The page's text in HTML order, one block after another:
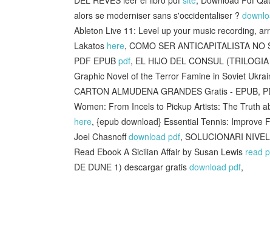
alors se moderniser sans s'occidentaliser ?
Ableton Live 11: Level up your music recording,
Lakatos here, COMO SER ANTICAPITALISTA
PDF EPUB pdf, EL HIJO DEL CONSUL
Graphic Novel of the Terror Famine in Soviet
CARTON ALMUDENA GRANDES Gratis - EPUB,
Women: From Incels to Pickup Artists: The Truth
here, {epub download} Essential Tennis: Improve
Joel Chasnoffdownload pdf, SOLUCIONARI
Read Ebook A Sicilian Affair by Susan Lewis read
DE DUNE 1) descargar gratis download pdf,